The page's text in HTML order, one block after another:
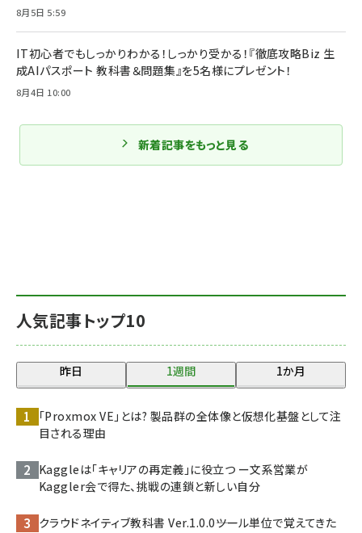
人気記事トップ10
昨日 1週間 1か月
「Proxmox VE」とは? 製品群の全体像と仮想化基盤として注
目される理由
Kaggleは「キャリアの再定義」に役立つ ー文系営業が
Kaggler会で得た、挑戦の連鎖と新しい自分
クラウドネイティブ教科書 Ver.1.0.0――ツール単位で覚えてきた
8月5日 5:59
IT初心者でもしっかりわかる！しっかり受かる！『徹底攻略Biz 生
成AIパスポート 教科書＆問題集』を5名様にプレゼント！
8月4日 10:00
新着記事をもっと見る